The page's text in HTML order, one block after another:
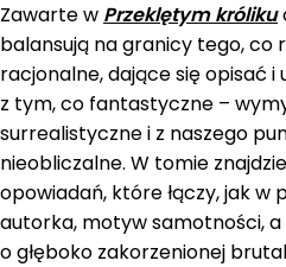
Zawarte w Przeklętym króliku
balansują na granicy tego, co
racjonalne, dające się opisać
z tym, co fantastyczne –
surrealistyczne i z naszego
nieobliczalne. W tomie
opowiadań, które łączy, jak w
autorka, motyw samotności,
o głęboko zakorzenionej